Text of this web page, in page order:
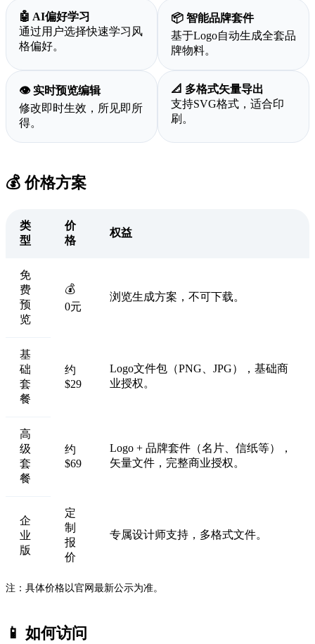
🤖 AI偏好学习
通过用户选择快速学习风
格偏好。
📦 智能品牌套件
基于Logo自动生成全套品
牌物料。
👁️ 实时预览编辑
修改即时生效，所见即所
得。
📐 多格式矢量导出
支持SVG格式，适合印
刷。
💰 价格方案
类
型
价
格
权益
免
费
预
览
💰
0元
浏览生成方案，不可下载。
基
础
套
餐
约
$29
Logo文件包（PNG、JPG），基础商
业授权。
高
级
套
餐
约
$69
Logo + 品牌套件（名片、信纸等），
矢量文件，完整商业授权。
企
业
版
定
制
报
价
专属设计师支持，多格式文件。
注：具体价格以官网最新公示为准。
📱 如何访问